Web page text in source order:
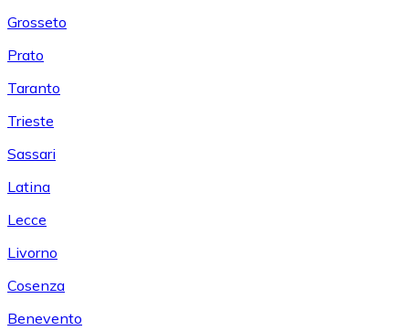
Grosseto
Prato
Taranto
Trieste
Sassari
Latina
Lecce
Livorno
Cosenza
Benevento